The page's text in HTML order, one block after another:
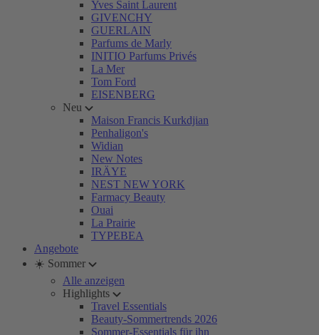
Yves Saint Laurent
GIVENCHY
GUERLAIN
Parfums de Marly
INITIO Parfums Privés
La Mer
Tom Ford
EISENBERG
Neu
Maison Francis Kurkdjian
Penhaligon's
Widian
New Notes
IRÄYE
NEST NEW YORK
Farmacy Beauty
Ouai
La Prairie
TYPEBEA
Angebote
☀️ Sommer
Alle anzeigen
Highlights
Travel Essentials
Beauty-Sommertrends 2026
Sommer-Essentials für ihn